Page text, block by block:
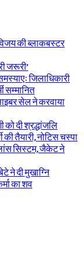
की ब्लाकबस्टर
जरूरी’
जिलाधिकारी
सम्मानित
सेल ने करवाया
को दी श्रद्धांजलि
तैयारी, नोटिस चस्पा
सिस्टम, जैकेट ने
ने दी मुखाग्नि
का शव